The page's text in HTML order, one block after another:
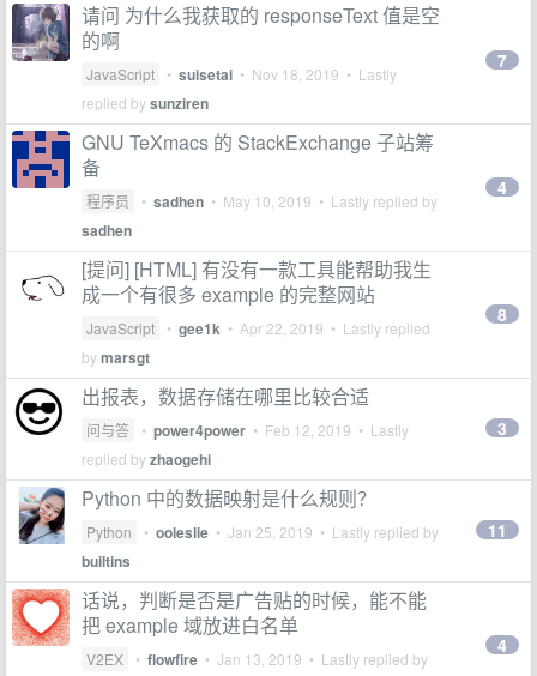
请问 为什么我获取的 responseText 值是空
的啊
JavaScript • suisetai • Nov 18, 2019 • Lastly
replied bysunziren
7
GNU TeXmacs 的 StackExchange 子站筹
备
程序员 • sadhen • May 10, 2019 • Lastly replied by
sadhen
4
[提问] [HTML] 有没有一款工具能帮助我生
成一个有很多 example 的完整网站
JavaScript • gee1k • Apr 22, 2019 • Lastly replied
bymarsgt
8
出报表，数据存储在哪里比较合适
问与答 • power4power • Feb 12, 2019 • Lastly
replied byzhaogehi
3
Python 中的数据映射是什么规则？
Python • ooleslie • Jan 25, 2019 • Lastly replied by
builtins
11
话说，判断是否是广告贴的时候，能不能
把 example 域放进白名单
V2EX • flowfire • Jan 13, 2019 • Lastly replied by
4